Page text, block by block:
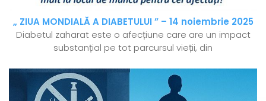
„ ZIUA MONDIALĂ A DIABETULUI ” – 14 noiembrie 2025
Diabetul zaharat este o afecțiune care are un impact
substanțial pe tot parcursul vieții, din